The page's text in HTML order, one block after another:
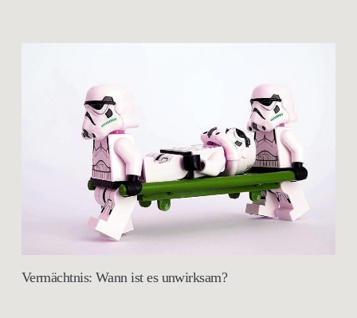
Vermächtnis: Wann ist es unwirksam?